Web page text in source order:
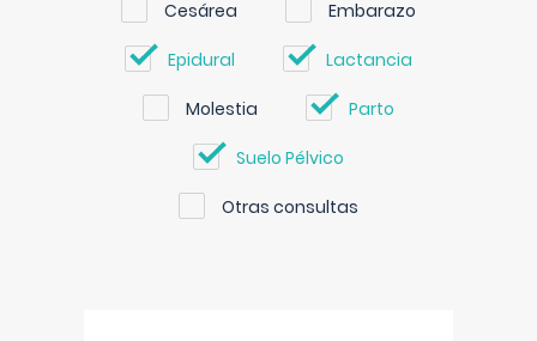
Cesárea Embarazo
Epidural Lactancia
Molestia Parto
Suelo Pélvico
Otras consultas